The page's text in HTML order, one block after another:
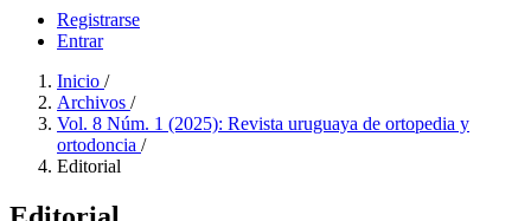
Registrarse
Entrar
Inicio /
Archivos /
Vol. 8 Núm. 1 (2025): Revista uruguaya de ortopedia y
ortodoncia /
Editorial